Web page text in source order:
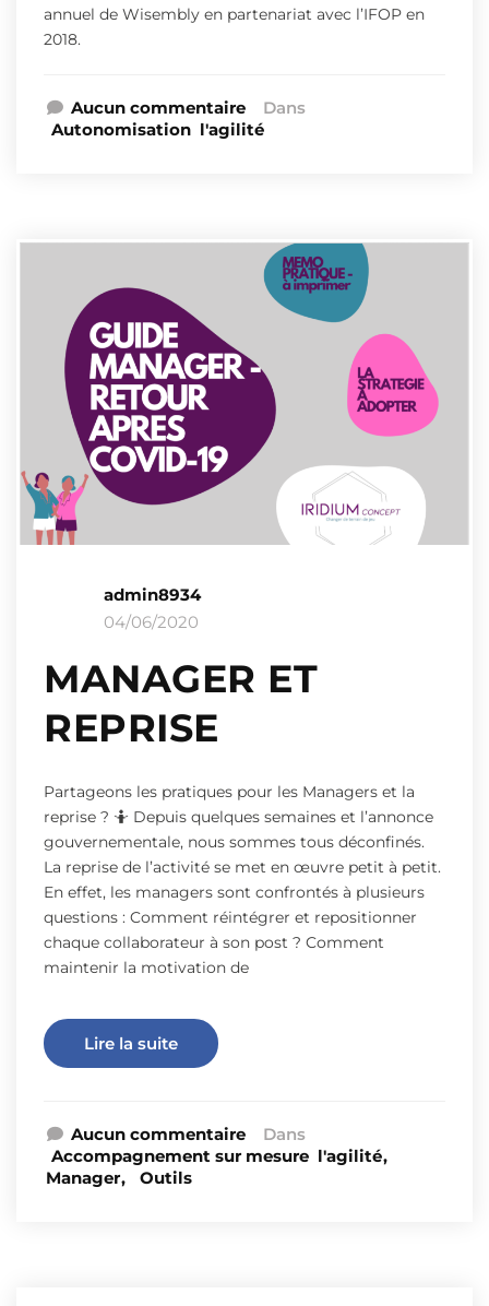
annuel de Wisembly en partenariat avec l’IFOP en
2018.
Aucun commentaire
Dans
Autonomisation l'agilité
admin8934
04/06/2020
MANAGER ET
REPRISE
Partageons les pratiques pour les Managers et la
reprise ? 🤷‍ Depuis quelques semaines et l’annonce
gouvernementale, nous sommes tous déconfinés.
La reprise de l’activité se met en œuvre petit à petit.
En effet, les managers sont confrontés à plusieurs
questions : Comment réintégrer et repositionner
chaque collaborateur à son post ? Comment
maintenir la motivation de
Lire la suite
Aucun commentaire
Dans
Accompagnement sur mesure l'agilité
Manager
Outils